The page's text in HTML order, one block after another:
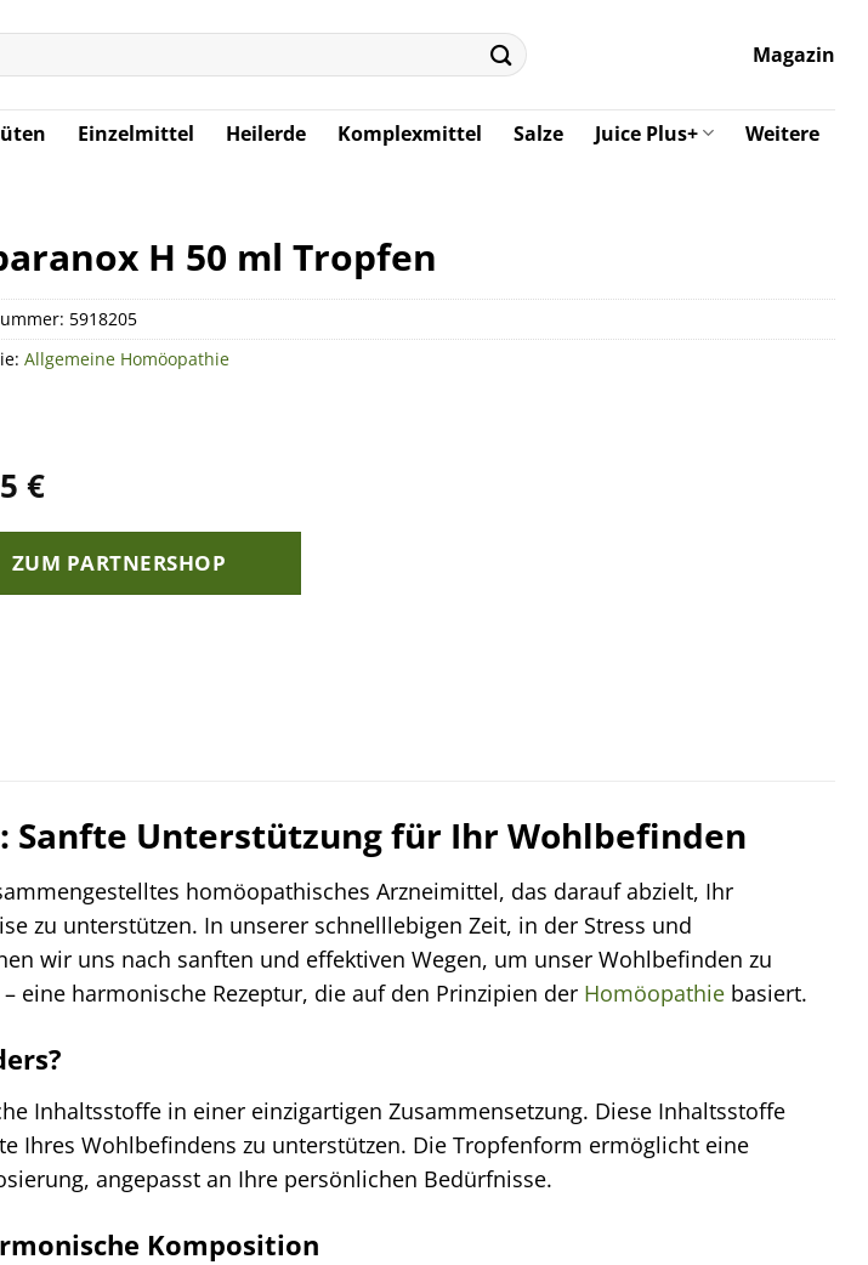
Magazin
Einzelmittel Heilerde Komplexmittel Salze Juice Plus+ Weitere
H 50 ml Tropfen
€
ZUM PARTNERSHOP
5918205
Allgemeine Homöopathie
Sanfte Unterstützung für Ihr Wohlbefinden
homöopathisches Arzneimittel, das darauf abzielt, Ihr
zu unterstützen. In unserer schnelllebigen Zeit, in der Stress und
wir uns nach sanften und effektiven Wegen, um unser Wohlbefinden zu
eine harmonische Rezeptur, die auf den Prinzipien der Homöopathie basiert.
Inhaltsstoffe in einer einzigartigen Zusammensetzung. Diese Inhaltsstoffe
Ihres Wohlbefindens zu unterstützen. Die Tropfenform ermöglicht eine
angepasst an Ihre persönlichen Bedürfnisse.
Komposition